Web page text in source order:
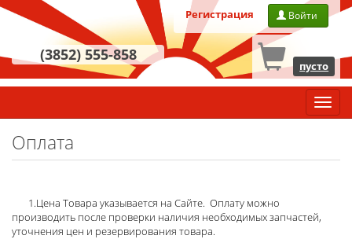
Регистрация Войти
(3852) 555-858
пусто
меню
Оплата
1.Цена Товара указывается на Сайте. Оплату можно
производить после проверки наличия необходимых запчастей,
уточнения цен и резервирования товара.